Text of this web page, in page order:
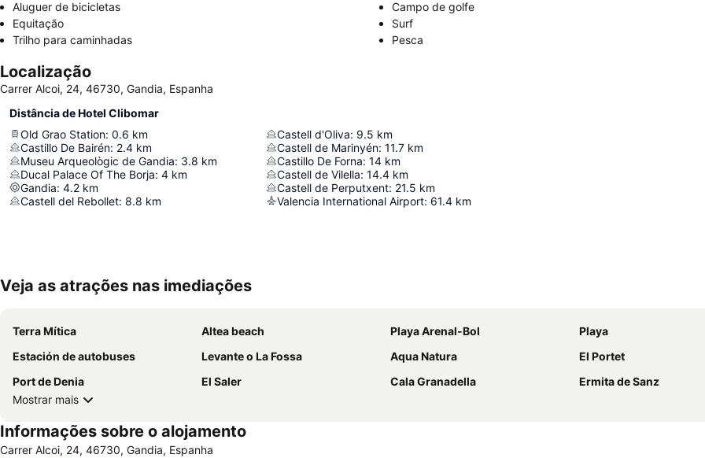
Aluguer de bicicletas
Campo de golfe
Equitação
Surf
Trilho para caminhadas
Pesca
Localização
Carrer Alcoi, 24, 46730, Gandia, Espanha
Distância de Hotel Clibomar
Old Grao Station: 0.6 km
Castillo De Bairén: 2.4 km
Museu Arqueològic de Gandia: 3.8 km
Ducal Palace Of The Borja: 4 km
Gandia: 4.2 km
Castell del Rebollet: 8.8 km
Castell d'Oliva: 9.5 km
Castell de Marinyén: 11.7 km
Castillo De Forna: 14 km
Castell de Vilella: 14.4 km
Castell de Perputxent: 21.5 km
Valencia International Airport: 61.4 km
Veja as atrações nas imediações
Terra Mítica Altea beach Playa Arenal-Bol
Playa
Estación de autobuses
Levante o La Fossa Aqua Natura
El Portet
Port de Denia
El Saler Cala Granadella
Ermita de Sanz
Mostrar mais
Informações sobre o alojamento
Carrer Alcoi, 24, 46730, Gandia, Espanha